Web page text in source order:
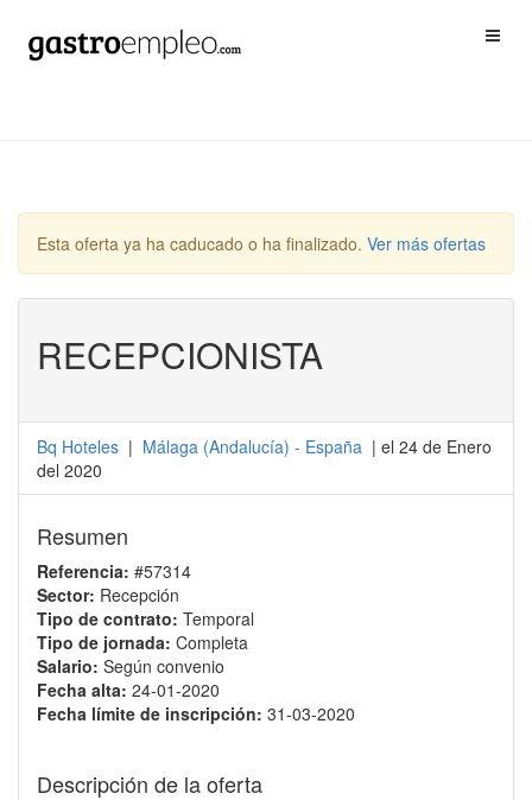
Esta oferta ya ha caducado o ha finalizado. Ver más ofertas
RECEPCIONISTA
Bq Hoteles | Málaga (Andalucía) - España | el 24 de Enero
del 2020
Resumen
Referencia: #57314
Sector: Recepción
Tipo de contrato: Temporal
Tipo de jornada: Completa
Salario: Según convenio
Fecha alta: 24-01-2020
Fecha límite de inscripción: 31-03-2020
Descripción de la oferta